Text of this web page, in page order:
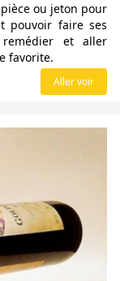
ou jeton pour
pouvoir faire ses
et aller
favorite.
Aller voir